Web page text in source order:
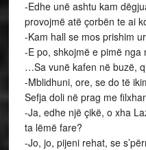
-Edhe unë ashtu kam
provojmë atë çorbën te ai
-Kam hall se mos prishim
-E po, shkojmë e pimë nga
…Sa vunë kafen në buzë,
-Mblidhuni, ore, se do të
Sefja doli në prag me
-Ja, edhe një çikë, o xha
ta lëmë fare?
-Jo, jo, pijeni rehat, se